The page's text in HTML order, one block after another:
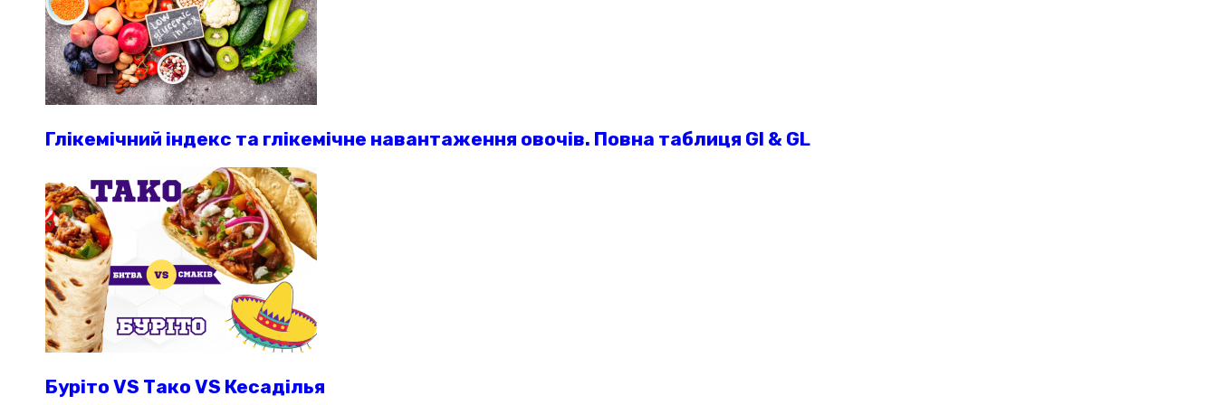
Глікемічний індекс та глікемічне навантаження овочів. Повна таблиця GI & GL
Буріто VS Тако VS Кесаділья